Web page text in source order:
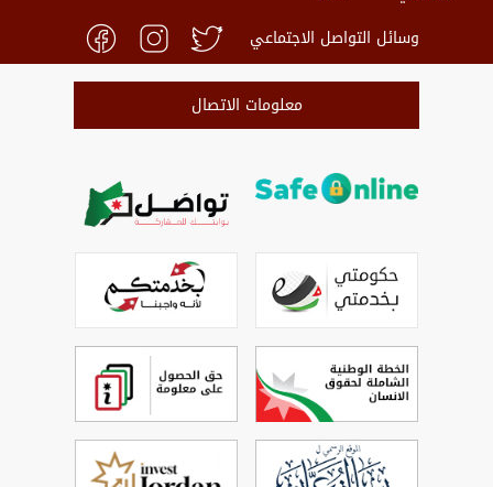
وسائل التواصل الاجتماعي
معلومات الاتصال